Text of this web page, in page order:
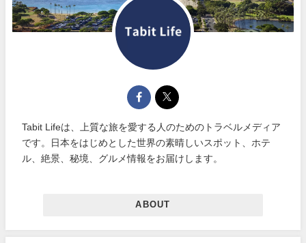
Tabit Lifeは、上質な旅を愛する人のためのトラベルメディア
です。日本をはじめとした世界の素晴しいスポット、ホテ
ル、絶景、秘境、グルメ情報をお届けします。
ABOUT